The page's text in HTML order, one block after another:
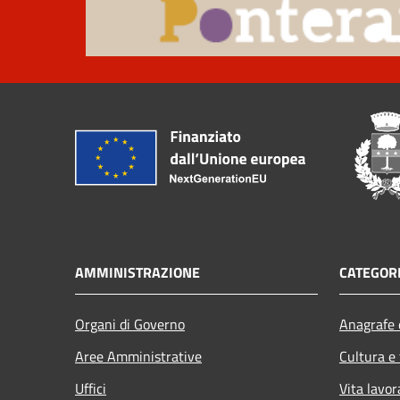
AMMINISTRAZIONE
Organi di Governo
Aree Amministrative
Uffici
Cultura
Vita